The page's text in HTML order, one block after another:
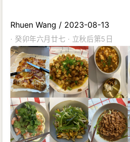
Rhuen Wang / 2023-08-13
· 癸卯年六月廿七 · 立秋后第5日